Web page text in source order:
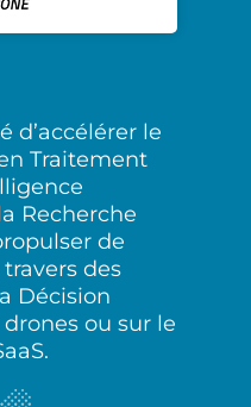
d’accélérer le
Traitement
Recherche
de
des
Décision
ou sur le